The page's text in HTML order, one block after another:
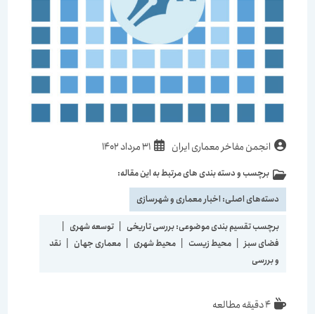
انجمن مفاخر معماری ایران 31 مرداد 1402
برچسب و دسته بندی های مرتبط به این مقاله:
دسته‌های اصلی:اخبار معماری و شهرسازی
برچسب تقسیم بندی موضوعی:بررسی تاریخی | توسعه شهری |
فضای سبز | محیط زیست | محیط شهری | معماری جهان |
نقد
و بررسی
4 دقیقه مطالعه